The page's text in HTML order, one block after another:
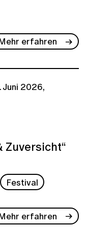
erfahren
Juni 2026,
Festival
erfahren